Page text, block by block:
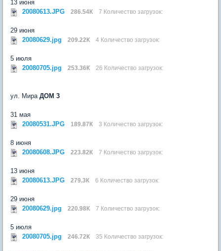
13 июня
20080613.JPG
286.54К 7 Количество загрузок:
29 июня
20080629.jpg
209.22К 4 Количество загрузок:
5 июля
20080705.jpg
253.36К 26 Количество загрузок:
ул. Мира ДОМ 3
31 мая
20080531.JPG
189.87К 3 Количество загрузок:
8 июня
20080608.JPG
223.82К 7 Количество загрузок:
13 июня
20080613.JPG
279.3К 6 Количество загрузок:
29 июня
20080629.jpg
220.98К 7 Количество загрузок:
5 июля
20080705.jpg
246.72К 35 Количество загрузок: